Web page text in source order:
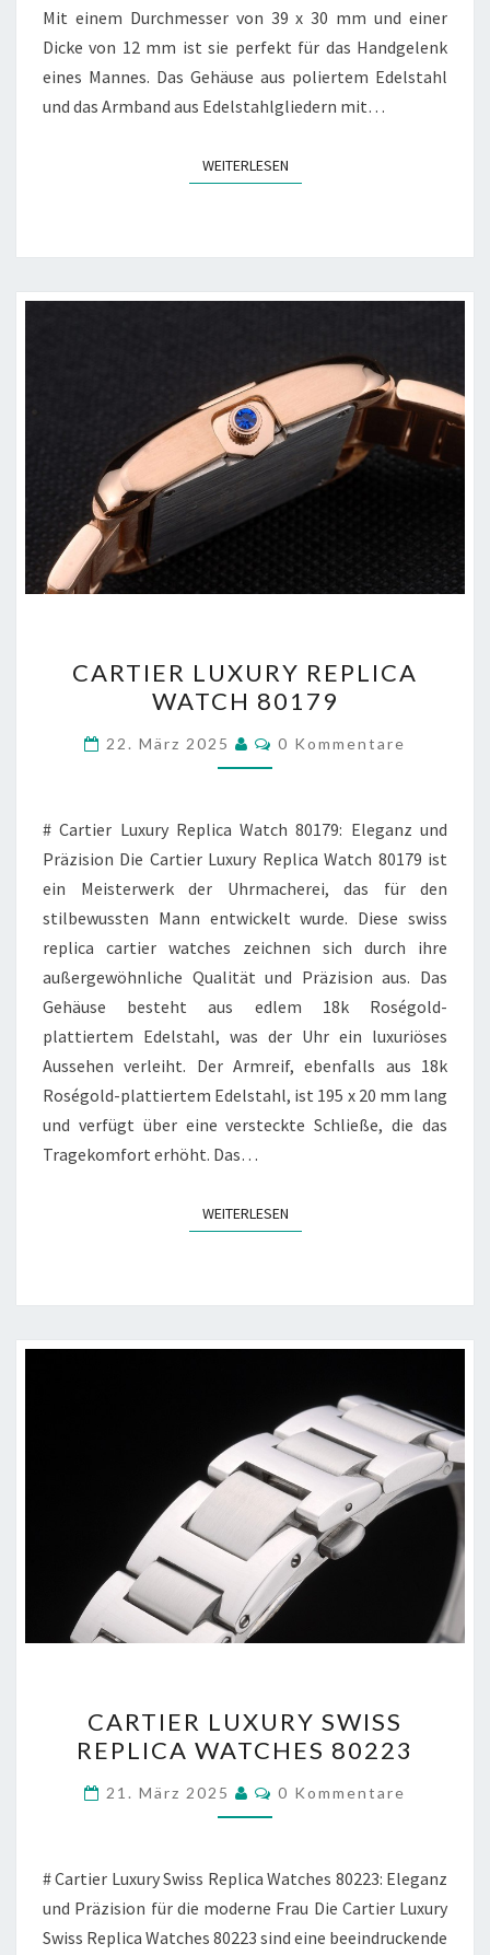
Mit einem Durchmesser von 39 x 30 mm und einer
Dicke von 12 mm ist sie perfekt für das Handgelenk
eines Mannes. Das Gehäuse aus poliertem Edelstahl
und das Armband aus Edelstahlgliedern mit…
WEITERLESENWEITERLESEN
LUXURY
REPLICA
WATCH
80179
CARTIER LUXURY REPLICA
WATCH 80179
22. März 2025 Kommentare
0 Kommentare
# Cartier Luxury Replica Watch 80179: Eleganz und
Präzision Die Cartier Luxury Replica Watch 80179 ist
ein Meisterwerk der Uhrmacherei, das für den
stilbewussten Mann entwickelt wurde. Diese swiss
replica cartier watches zeichnen sich durch ihre
außergewöhnliche Qualität und Präzision aus. Das
Gehäuse besteht aus edlem 18k Roségold-
plattiertem Edelstahl, was der Uhr ein luxuriöses
Aussehen verleiht. Der Armreif, ebenfalls aus 18k
Roségold-plattiertem Edelstahl, ist 195 x 20 mm lang
und verfügt über eine versteckte Schließe, die das
Tragekomfort erhöht. Das…
WEITERLESENWEITERLESEN
LUXURY
SWISS
REPLICA
WATCHES
CARTIER LUXURY SWISS
REPLICA WATCHES 80223
21. März 2025 Kommentare
0 Kommentare
# Cartier Luxury Swiss Replica Watches 80223: Eleganz
und Präzision für die moderne Frau Die Cartier Luxury
Swiss Replica Watches 80223 sind eine beeindruckende